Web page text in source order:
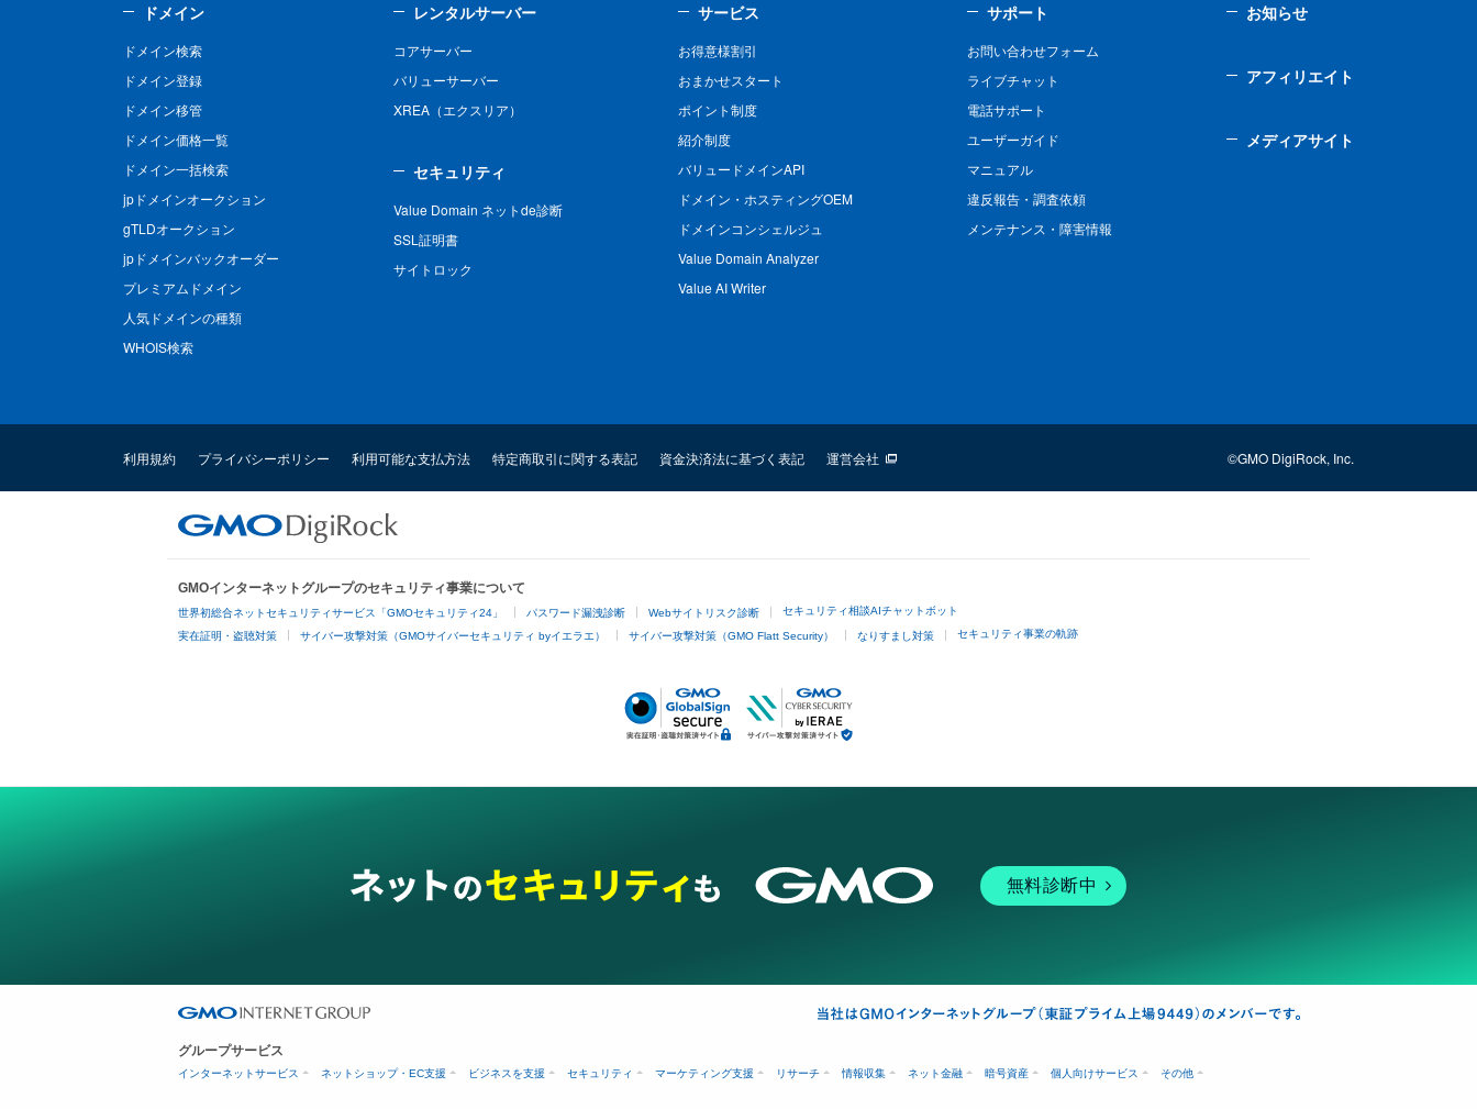
ドメイン
ドメイン検索
ドメイン登録
ドメイン移管
ドメイン価格一覧
ドメイン一括検索
jpドメインオークション
gTLDオークション
jpドメインバックオーダー
プレミアムドメイン
人気ドメインの種類
WHOIS検索
レンタルサーバー
コアサーバー
バリューサーバー
XREA（エクスリア）
セキュリティ
Value Domain ネットde診断
SSL証明書
サイトロック
サービス
お得意様割引
おまかせスタート
ポイント制度
紹介制度
バリュードメインAPI
ドメイン・ホスティングOEM
ドメインコンシェルジュ
Value Domain Analyzer
Value AI Writer
サポート
お問い合わせフォーム
ライブチャット
電話サポート
ユーザーガイド
マニュアル
違反報告・調査依頼
メンテナンス・障害情報
お知らせ
アフィリエイト
メディアサイト
利用規約 プライバシーポリシー 利用可能な支払方法 特定商取引に関する表記 資金決済法に基づく表記 運営会社 ©GMO DigiRock, Inc.
GMOインターネットグループのセキュリティ事業について
世界初総合ネットセキュリティサービス「GMOセキュリティ24」 パスワード漏洩診断 Webサイトリスク診断 セキュリティ相談AIチャットボット
実在証明・盗聴対策 サイバー攻撃対策（GMOサイバーセキュリティ byイエラエ） サイバー攻撃対策（GMO Flatt Security） なりすまし対策 セキュリティ事業の軌跡
無料診断中
グループサービス
インターネットサービス ネットショップ・EC支援 ビジネスを支援 セキュリティ マーケティング支援 リサーチ 情報収集 ネット金融 暗号資産 個人向けサービス その他